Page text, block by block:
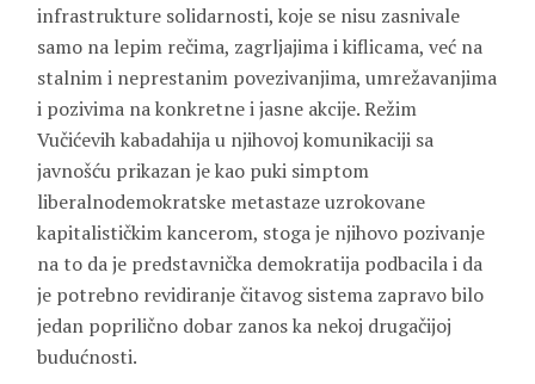
infrastrukture solidarnosti, koje se nisu zasnivale
samo na lepim rečima, zagrljajima i kiflicama, već na
stalnim i neprestanim povezivanjima, umrežavanjima
i pozivima na konkretne i jasne akcije. Režim
Vučićevih kabadahija u njihovoj komunikaciji sa
javnošću prikazan je kao puki simptom
liberalnodemokratske metastaze uzrokovane
kapitalističkim kancerom, stoga je njihovo pozivanje
na to da je predstavnička demokratija podbacila i da
je potrebno revidiranje čitavog sistema zapravo bilo
jedan poprilično dobar zanos ka nekoj drugačijoj
budućnosti.